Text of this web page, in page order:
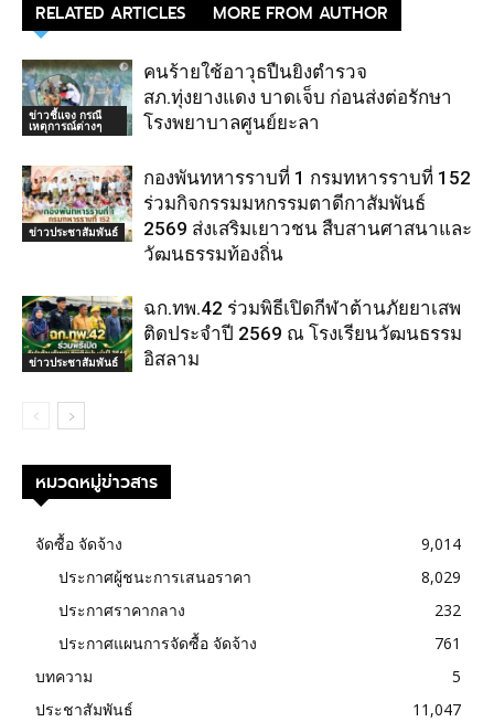
RELATED ARTICLES MORE FROM AUTHOR
ข่าวชี้แจง กรณี
เหตุการณ์ต่างๆ
คนร้ายใช้อาวุธปืนยิงตำรวจ
สภ.ทุ่งยางแดง บาดเจ็บ ก่อนส่งต่อรักษา
โรงพยาบาลศูนย์ยะลา
ข่าวประชาสัมพันธ์
กองพันทหารราบที่ 1 กรมทหารราบที่ 152
ร่วมกิจกรรมมหกรรมตาดีกาสัมพันธ์
2569 ส่งเสริมเยาวชน สืบสานศาสนาและ
วัฒนธรรมท้องถิ่น
ข่าวประชาสัมพันธ์
ฉก.ทพ.42 ร่วมพิธีเปิดกีฬาต้านภัยยาเสพ
ติดประจำปี 2569 ณ โรงเรียนวัฒนธรรม
อิสลาม
หมวดหมู่ข่าวสาร
จัดซื้อ จัดจ้าง
9,014
ประกาศผู้ชนะการเสนอราคา
8,029
ประกาศราคากลาง
232
ประกาศแผนการจัดซื้อ จัดจ้าง
761
บทความ
5
ประชาสัมพันธ์
11,047